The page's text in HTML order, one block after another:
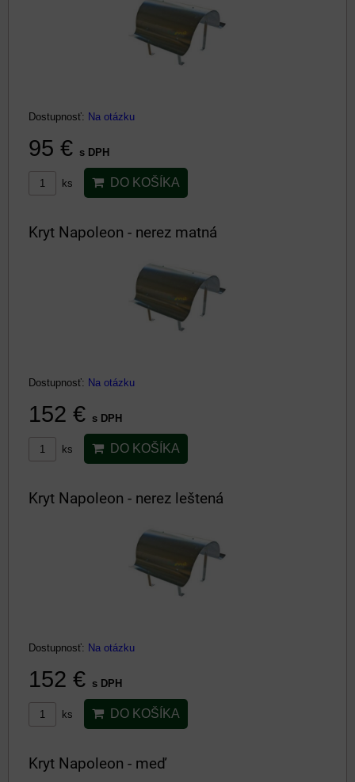
Dostupnosť: Na otázku
95 € s DPH
ks DO KOŠÍKA
Kryt Napoleon - nerez matná
Dostupnosť: Na otázku
152 € s DPH
ks DO KOŠÍKA
Kryt Napoleon - nerez leštená
Dostupnosť: Na otázku
152 € s DPH
ks DO KOŠÍKA
Kryt Napoleon - meď